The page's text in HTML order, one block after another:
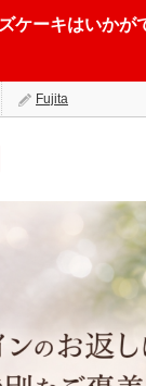
ケーキはいかが
Fujita